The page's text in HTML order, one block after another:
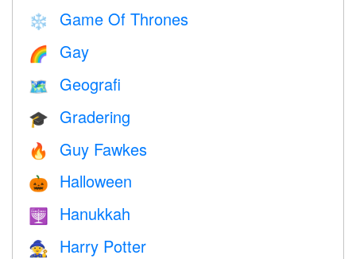
❄️ Game Of Thrones
🌈 Gay
🗺 Geografi
🎓 Gradering
🔥 Guy Fawkes
🎃 Halloween
🕎 Hanukkah
🧙 Harry Potter